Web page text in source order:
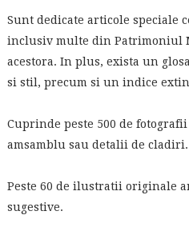
Sunt dedicate articole speciale
inclusiv multe din Patrimoniul
acestora. In plus, exista un
si stil, precum si un indice
Cuprinde peste 500 de
amsamblu sau detalii de cladiri.
Peste 60 de ilustratii originale
sugestive.